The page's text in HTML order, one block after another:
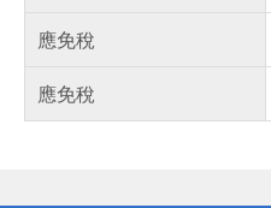
應免稅
應免稅